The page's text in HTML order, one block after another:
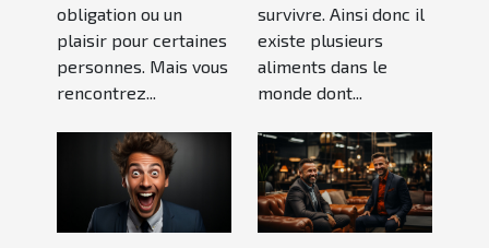
obligation ou un
plaisir pour certaines
personnes. Mais vous
rencontrez...
survivre. Ainsi donc il
existe plusieurs
aliments dans le
monde dont...